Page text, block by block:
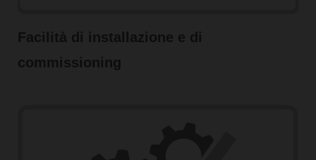
Facilità di installazione e di
commissioning